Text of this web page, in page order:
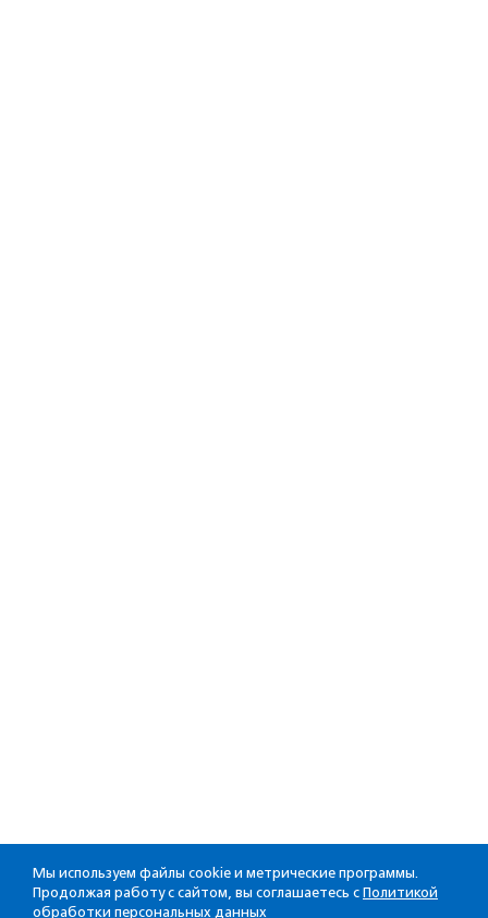
Мы используем файлы cookie и метрические программы.
Продолжая работу с сайтом, вы соглашаетесь с Политикой
обработки персональных данных